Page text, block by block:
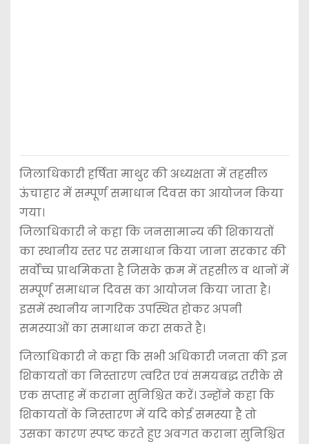
जिलाधिकारी हर्षिता माथुर की अध्यक्षता में तहसील
ऊंचाहार में सम्पूर्ण समाधान दिवस का आयोजन किया
गया।
जिलाधिकारी ने कहा कि जनसामान्य की शिकायतों
का स्थानीय स्तर पर समाधान किया जाना सरकार की
सर्वोच्च प्राथमिकता है जिसके क्रम में तहसील व थानों में
सम्पूर्ण समाधान दिवस का आयोजन किया जाता है।
इसमें स्थानीय नागरिक उपस्थित होकर अपनी
समस्याओं का समाधान करा सकते है।
जिलाधिकारी ने कहा कि सभी अधिकारी जनता की इन
शिकायतों का निस्तारण त्वरित एवं समयबद्ध तरीके से
एक सप्ताह में कराना सुनिश्चित करें। उन्होंने कहा कि
शिकायतों के निस्तारण में यदि कोई समस्या है तो
उसका कारण स्पष्ट करते हुए अवगत कराना सुनिश्चित